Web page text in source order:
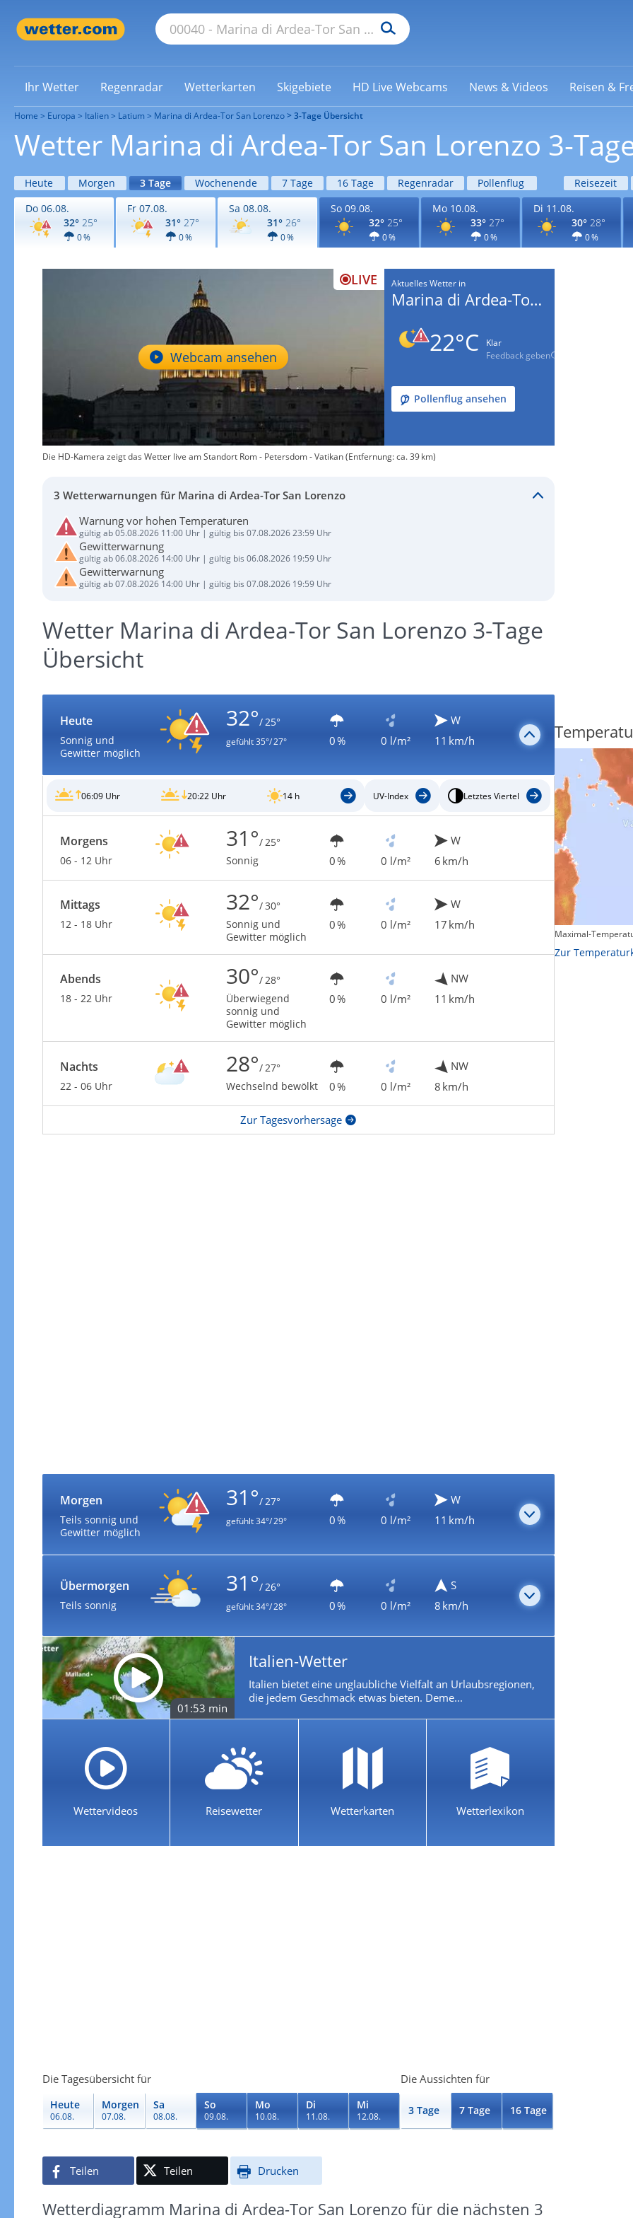
Ihr Wetter Regenradar Wetterkarten Skigebiete HD Live Webcams News & Videos Reisen &
Home Europa Italien Latium Marina di Ardea-Tor San Lorenzo 3-Tage Übersicht
Wetter Marina di Ardea-Tor San Lorenzo 3-
Heute Morgen 3 Tage Wochenende 7 Tage 16 Tage Regenradar Pollenflug Reisezeit
Do 06.08.
32° 25°
0 %
Fr 07.08.
31° 27°
0 %
Sa 08.08.
31° 26°
0 %
So 09.08.
32° 25°
0 %
Mo 10.08.
33° 27°
0 %
Di 11.08.
30° 28°
0 %
LIVE
Webcam ansehen
Aktuelles Wetter in
Marina di Ardea-Tor San Lorenzo
22°C
Klar
Feedback geben
Pollenflug ansehen
Die HD-Kamera zeigt das Wetter live am Standort Rom - Petersdom - Vatikan (Entfernung: ca. 39 km)
3 Wetterwarnungen für Marina di Ardea-Tor San Lorenzo
Warnung vor hohen Temperaturen
gültig ab 05.08.2026 11:00 Uhr | gültig bis 07.08.2026 23:59 Uhr
Gewitterwarnung
gültig ab 06.08.2026 14:00 Uhr | gültig bis 06.08.2026 19:59 Uhr
Gewitterwarnung
gültig ab 07.08.2026 14:00 Uhr | gültig bis 07.08.2026 19:59 Uhr
Wetter Marina di Ardea-Tor San Lorenzo 3-Tage
Übersicht
Heute
Sonnig und
Gewitter möglich
32°/ 25°
gefühlt35°/ 27° 0 % 0 l/m²
W
11 km/h
06:09 Uhr 20:22 Uhr 14 h UV-Index Letztes Viertel
Morgens
06 - 12 Uhr
31°/ 25°
Sonnig
0 % 0 l/m²
W
6 km/h
Mittags
12 - 18 Uhr
32°/ 30°
Sonnig und
Gewitter möglich
0 % 0 l/m²
W
17 km/h
Abends
18 - 22 Uhr
30°/ 28°
Überwiegend
sonnig und
Gewitter möglich
0 % 0 l/m²
NW
11 km/h
Nachts
22 - 06 Uhr
28°/ 27°
Wechselnd bewölkt
0 % 0 l/m²
NW
8 km/h
Zur Tagesvorhersage
Morgen
Teils sonnig und
Gewitter möglich
31°/ 27°
gefühlt34°/ 29° 0 % 0 l/m²
W
11 km/h
Übermorgen
Teils sonnig
31°/ 26°
gefühlt34°/ 28° 0 % 0 l/m²
S
8 km/h
01:53 min
Italien-Wetter
Italien bietet eine unglaubliche Vielfalt an Urlaubsregionen,
die jedem Geschmack etwas bieten. Deme...
Wettervideos Reisewetter Wetterkarten Wetterlexikon
Die Tagesübersicht für
Heute
06.08.
Morgen
07.08.
Sa
08.08.
So
09.08.
Mo
10.08.
Di
11.08.
Mi
12.08.
Die Aussichten für
3 Tage 7 Tage 16 Tage
Teilen Teilen Drucken
Wetterdiagramm Marina di Ardea-Tor San Lorenzo für die nächsten 3
Gewitterrisiko
Zur Gewitterrisikokarte
Regenradar
Maximal-
Zur